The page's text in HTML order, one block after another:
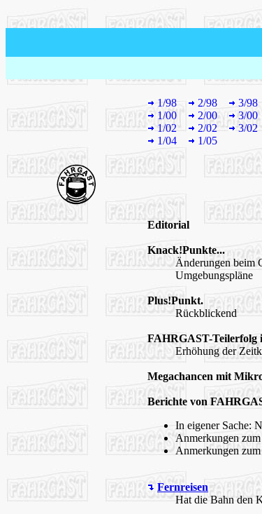
1/98 2/98 3/98
1/00
2/00 3/00
1/02
2/02 3/02
1/04
1/05
Editorial
Knack!Punkte...
Änderungen beim
Umgebungspläne
Plus!Punkt.
Rückblickend
FAHRGAST-Teilerfolg
Erhöhung der
Megachancen mit
Berichte von
In eigener Sache:
Anmerkungen
Anmerkungen
Fernreisen
Hat die Bahn den